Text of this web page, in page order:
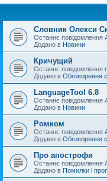
Словник Олекси
Останнє повідомлення
Додано в Новини
Кричущий
Останнє повідомлення
Додано в Обговорення
LanguageTool 6.8
Останнє повідомлення
Додано в Новини
Ромком
Останнє повідомлення
Додано в Обговорення
Про апострофи
Останнє повідомлення
Додано в Помилки і